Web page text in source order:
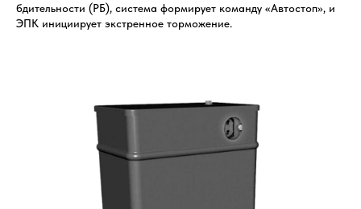
бдительности (РБ), система формирует команду «Автостоп», и
ЭПК инициирует экстренное торможение.